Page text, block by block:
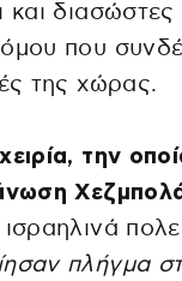
και διασώστες
που
της χώρας.
την
πλήγμα